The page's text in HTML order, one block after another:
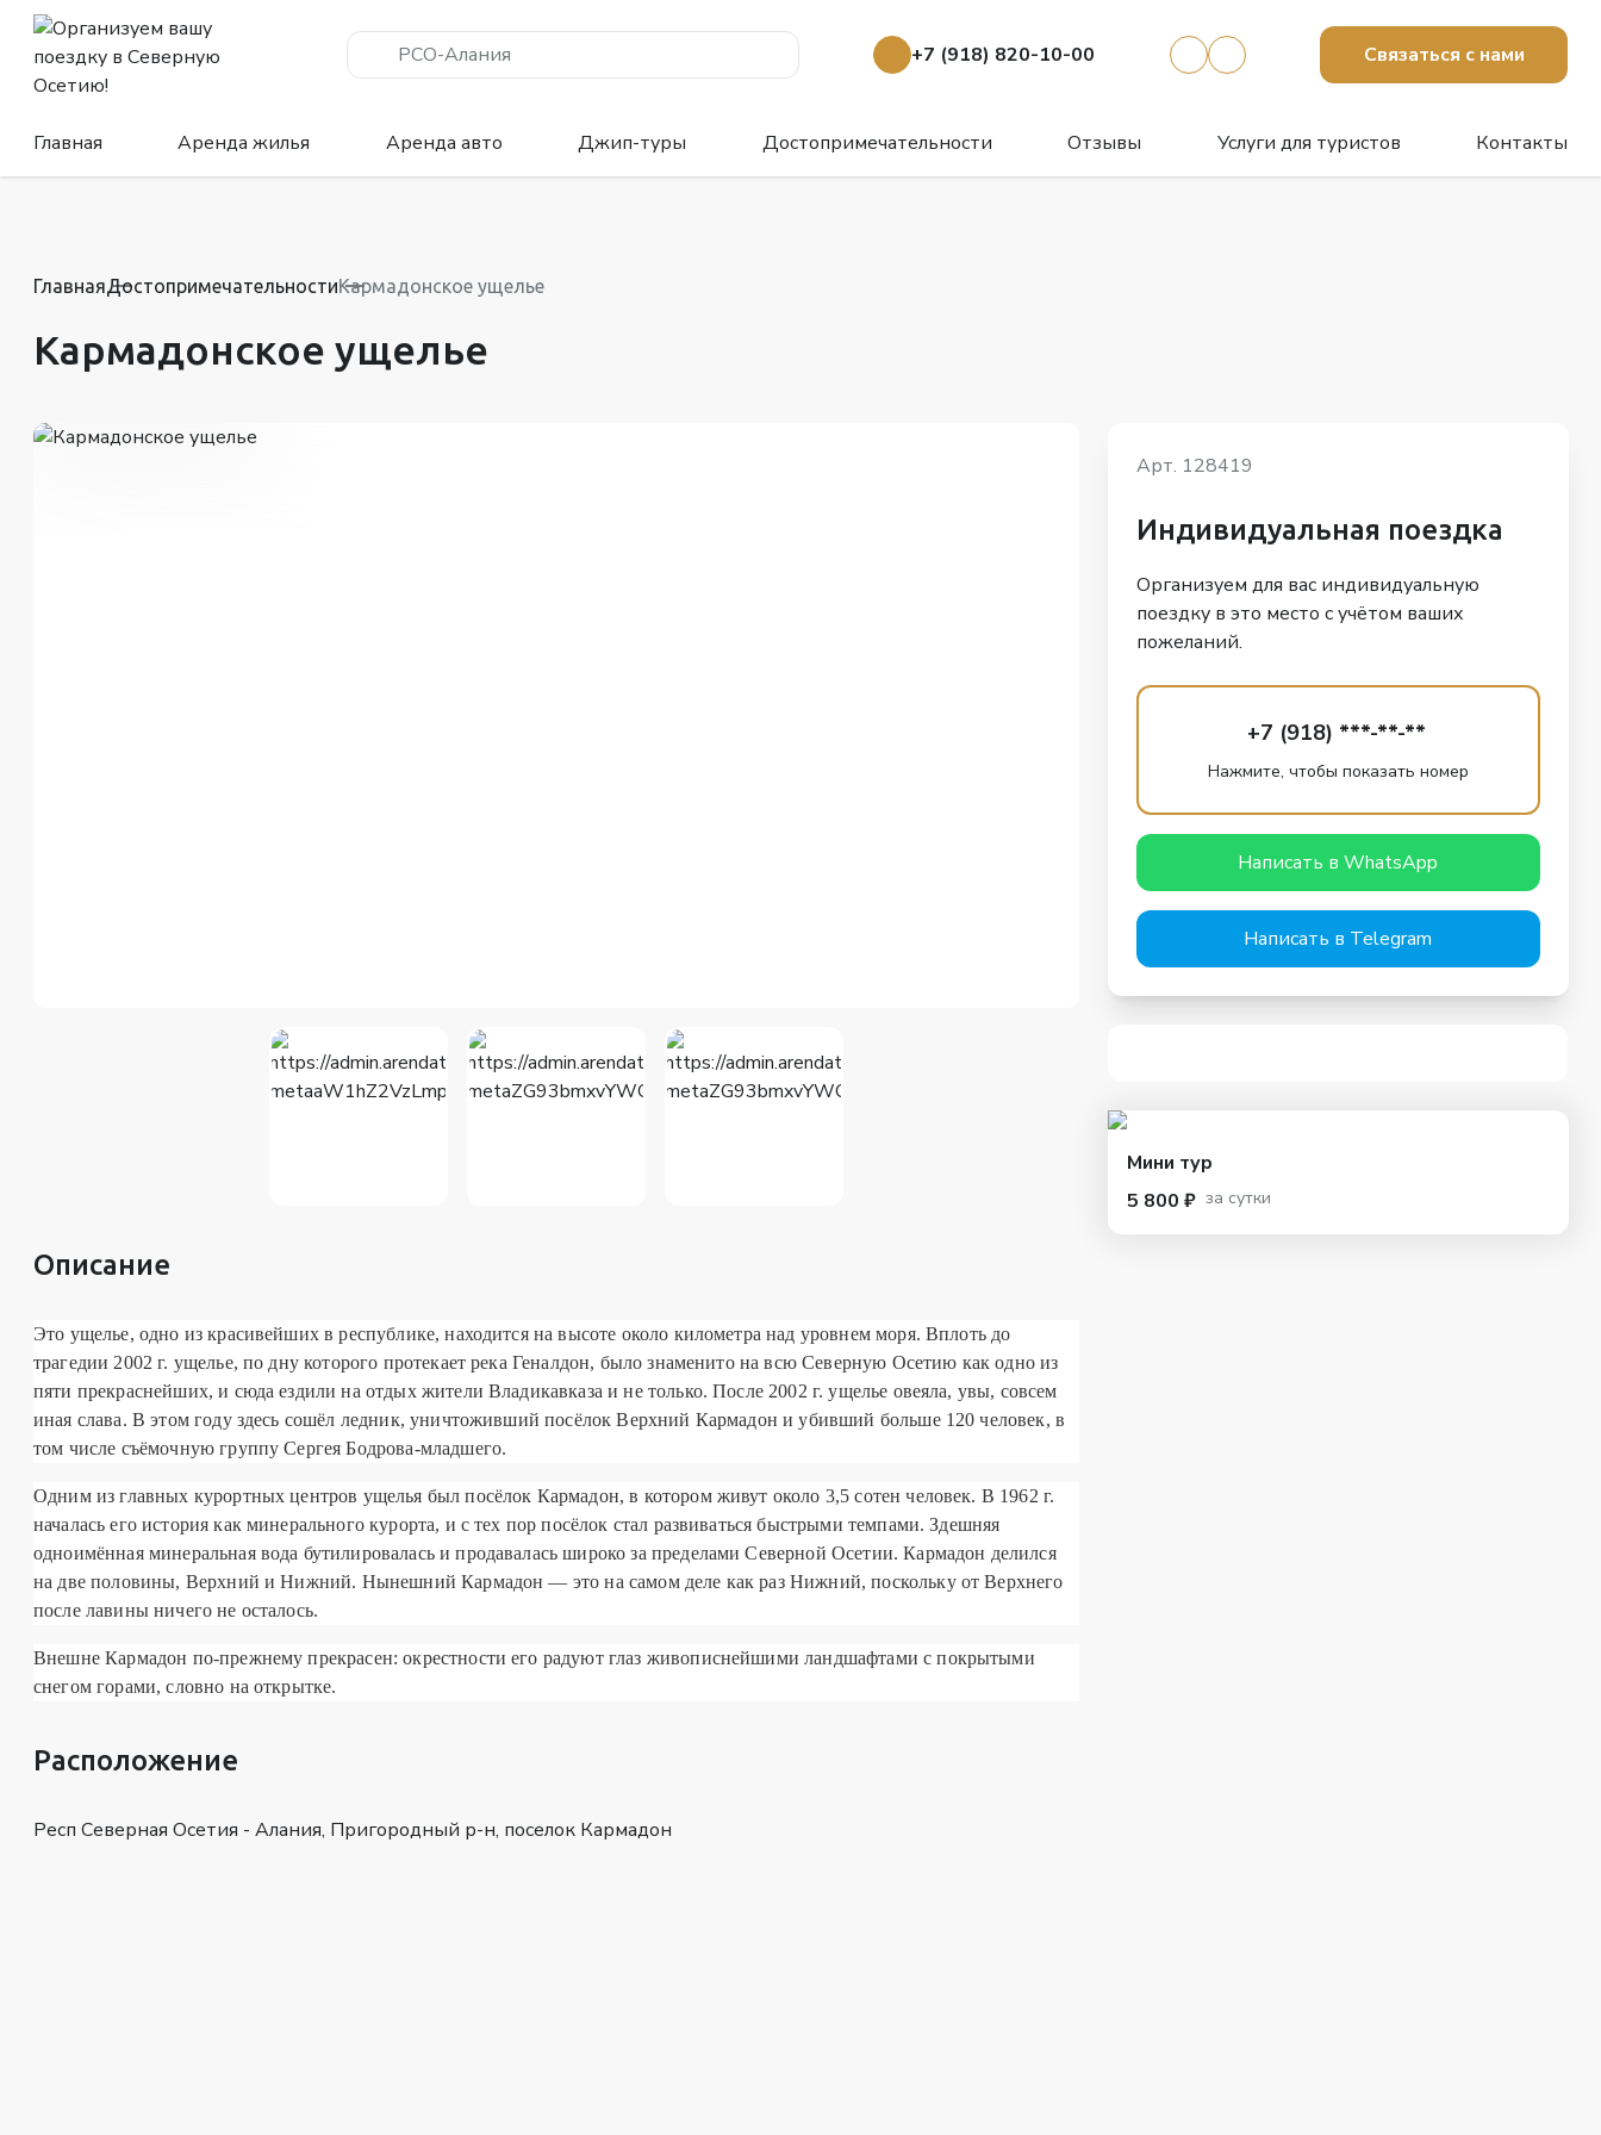
РСО-Алания +7 (918) 820-10-00 Связаться с нами
Главная Аренда жилья Аренда авто Джип-туры Достопримечательности Отзывы Услуги для туристов Контакты
ГлавнаяДостопримечательностиКармадонское ущелье
Кармадонское ущелье
Описание
Это ущелье, одно из красивейших в республике, находится на высоте около километра над уровнем моря. Вплоть до
трагедии 2002 г. ущелье, по дну которого протекает река Геналдон, было знаменито на всю Северную Осетию как одно из
пяти прекраснейших, и сюда ездили на отдых жителиВладикавказа и не только. После 2002 г. ущелье овеяла, увы, совсем
иная слава. В этом году здесь сошёл ледник, уничтоживший посёлок Верхний Кармадон и убивший больше 120 человек, в
том числе съёмочную группу Сергея Бодрова-младшего.
Одним из главных курортных центров ущелья был посёлок Кармадон, в котором живут около 3,5 сотен человек. В 1962 г.
началась его история как минерального курорта, и с тех пор посёлок стал развиваться быстрыми темпами. Здешняя
одноимённая минеральная вода бутилировалась и продавалась широко за пределами Северной Осетии. Кармадон делился
на две половины, Верхний и Нижний. Нынешний Кармадон — это на самом деле как раз Нижний, поскольку от Верхнего
после лавины ничего не осталось.
Внешне Кармадон по-прежнему прекрасен: окрестности его радуют глаз живописнейшими ландшафтами с покрытыми
снегом горами, словно на открытке.
Расположение
Респ Северная Осетия - Алания, Пригородный р-н, поселок Кармадон
Арт. 128419
Индивидуальная поездка
Организуем для вас индивидуальную
поездку в это место с учётом ваших
пожеланий.
+7 (918) ***-**-**
Нажмите, чтобы показать номер
Написать в WhatsApp
Написать в Telegram
Мини тур
5 800 ₽ за сутки